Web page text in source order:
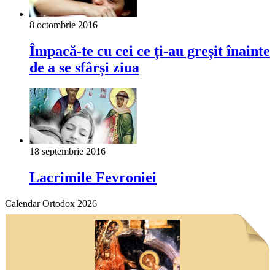
8 octombrie 2016
Împacă-te cu cei ce ți-au greșit înainte
de a se sfârși ziua
18 septembrie 2016
Lacrimile Fevroniei
Calendar Ortodox 2026